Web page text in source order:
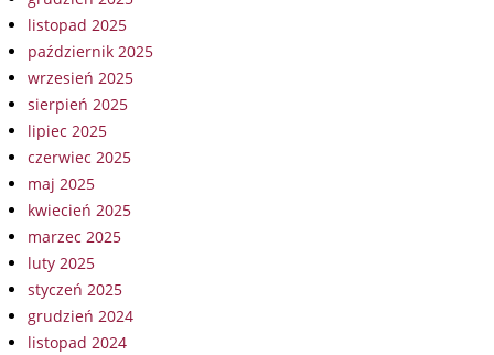
listopad 2025
październik 2025
wrzesień 2025
sierpień 2025
lipiec 2025
czerwiec 2025
maj 2025
kwiecień 2025
marzec 2025
luty 2025
styczeń 2025
grudzień 2024
listopad 2024